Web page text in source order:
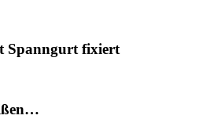
Spanngurt fixiert